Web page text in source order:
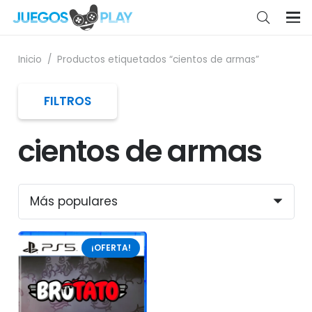
Inicio / Productos etiquetados “cientos de armas”
cientos de armas
¡OFERTA!
FILTROS